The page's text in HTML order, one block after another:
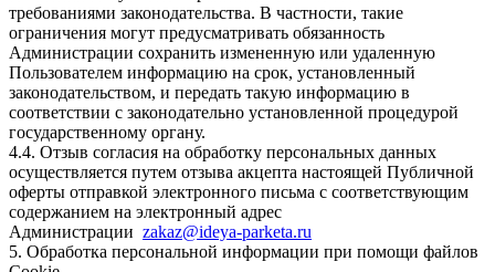
требованиями законодательства. В частности, такие
ограничения могут предусматривать обязанность
Администрации сохранить измененную или удаленную
Пользователем информацию на срок, установленный
законодательством, и передать такую информацию в
соответствии с законодательно установленной процедурой
государственному органу.
4.4. Отзыв согласия на обработку персональных данных
осуществляется путем отзыва акцепта настоящей Публичной
оферты отправкой электронного письма с соответствующим
содержанием на электронный адрес
Администрации zakaz@ideya-parketa.ru
5. Обработка персональной информации при помощи файлов